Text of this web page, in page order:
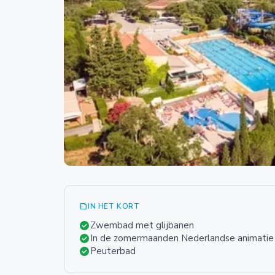
summarizeIN HET KORT
check_circleZwembad met glijbanen
check_circleIn de zomermaanden Nederlandse animatie
check_circlePeuterbad